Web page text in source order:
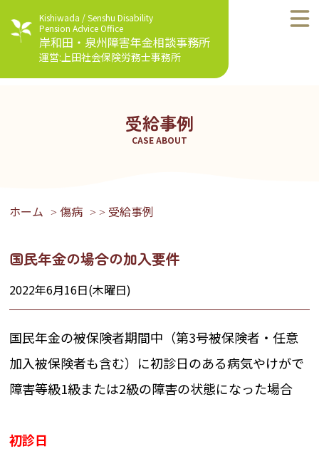
Kishiwada / Senshu Disability
Pension Advice Office
岸和田・泉州障害年金相談事務所
運営:上田社会保険労務士事務所
受給事例
CASE ABOUT
ホーム >傷病 >> 受給事例
国民年金の場合の加入要件
2022年6月16日(木曜日)
国民年金の被保険者期間中（第3号被保険者・任意
加入被保険者も含む）に初診日のある病気やけがで
障害等級1級または2級の障害の状態になった場合
初診日